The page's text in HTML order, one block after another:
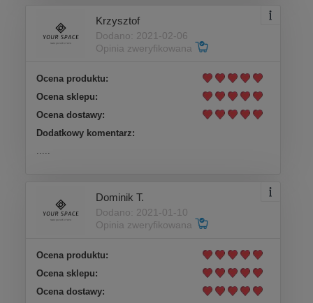
Krzysztof
Dodano: 2021-02-06
Opinia zweryfikowana
Ocena produktu:
Ocena sklepu:
Ocena dostawy:
Dodatkowy komentarz:
.....
Dominik T.
Dodano: 2021-01-10
Opinia zweryfikowana
Ocena produktu:
Ocena sklepu:
Ocena dostawy: